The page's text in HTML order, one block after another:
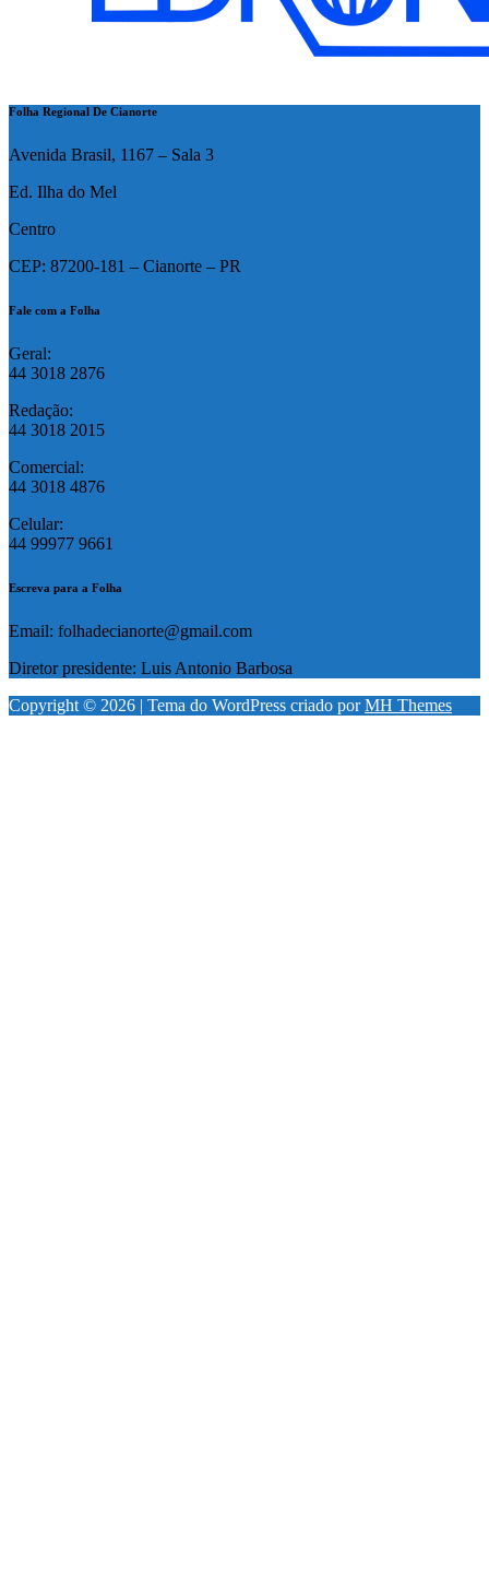
Folha Regional De Cianorte
Avenida Brasil, 1167 – Sala 3
Ed. Ilha do Mel
Centro
CEP: 87200-181 – Cianorte – PR
Fale com a Folha
Geral:
44 3018 2876
Redação:
44 3018 2015
Comercial:
44 3018 4876
Celular:
44 99977 9661
Escreva para a Folha
Email: folhadecianorte@gmail.com
Diretor presidente: Luis Antonio Barbosa
Copyright © 2026 | Tema do WordPress criado porMH Themes